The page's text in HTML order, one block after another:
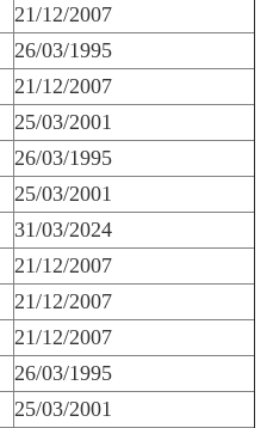
21/12/2007
26/03/1995
21/12/2007
25/03/2001
26/03/1995
25/03/2001
31/03/2024
21/12/2007
21/12/2007
21/12/2007
26/03/1995
25/03/2001